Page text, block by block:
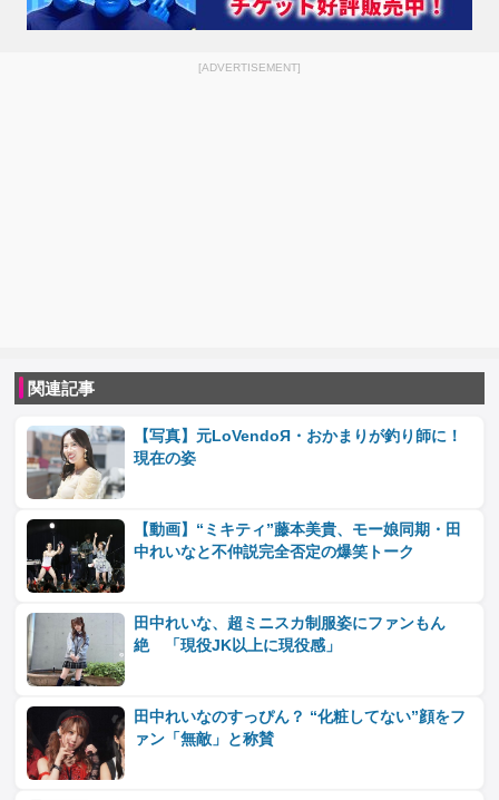
[ADVERTISEMENT]
関連記事
【写真】元LoVendoЯ・おかまりが釣り師に！
現在の姿
【動画】“ミキティ”藤本美貴、モー娘同期・田
中れいなと不仲説完全否定の爆笑トーク
田中れいな、超ミニスカ制服姿にファンもん
絶 「現役JK以上に現役感」
田中れいなのすっぴん？ “化粧してない”顔をフ
ァン「無敵」と称賛